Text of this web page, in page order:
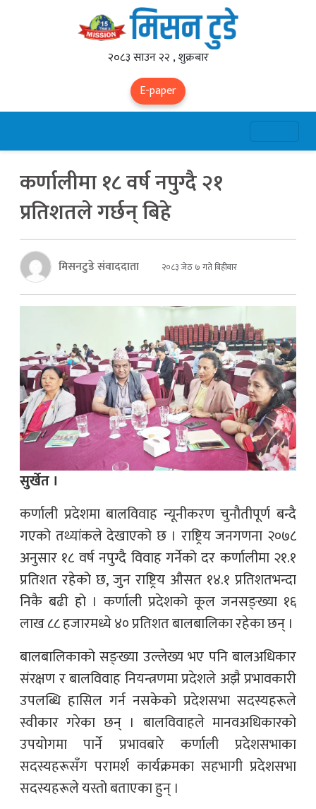
२०८३ साउन २२ , शुक्रबार
E-paper
कर्णालीमा १८ वर्ष नपुग्दै २१
प्रतिशतले गर्छन् बिहे
मिसनटुडे संवाददाता २०८३ जेठ ७ गते बिहीबार
सुर्खेत ।
कर्णाली प्रदेशमा बालविवाह न्यूनीकरण चुनौतीपूर्ण बन्दै
गएको तथ्यांकले देखाएको छ । राष्ट्रिय जनगणना २०७८
अनुसार १८ वर्ष नपुग्दै विवाह गर्नेको दर कर्णालीमा २१.१
प्रतिशत रहेको छ, जुन राष्ट्रिय औसत १४.१ प्रतिशतभन्दा
निकै बढी हो । कर्णाली प्रदेशको कूल जनसङ्ख्या १६
लाख ८८ हजारमध्ये ४० प्रतिशत बालबालिका रहेका छन् ।
बालबालिकाको सङ्ख्या उल्लेख्य भए पनि बालअधिकार
संरक्षण र बालविवाह नियन्त्रणमा प्रदेशले अझै प्रभावकारी
उपलब्धि हासिल गर्न नसकेको प्रदेशसभा सदस्यहरूले
स्वीकार गरेका छन् । बालविवाहले मानवअधिकारको
उपयोगमा पार्ने प्रभावबारे कर्णाली प्रदेशसभाका
सदस्यहरूसँग परामर्श कार्यक्रमका सहभागी प्रदेशसभा
सदस्यहरूले यस्तो बताएका हुन् ।